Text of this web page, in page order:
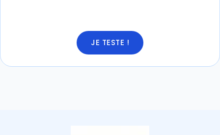
JE TESTE !